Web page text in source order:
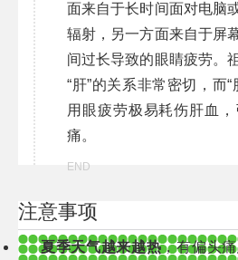
面来自于长时间面对电脑
辐射，另一方面来自于屏
间过长导致的眼睛疲劳。
“肝”的关系非常密切，而
用眼疲劳极易耗伤肝血
痛。
END
注意事项
夏季天气越来越热，有偏头